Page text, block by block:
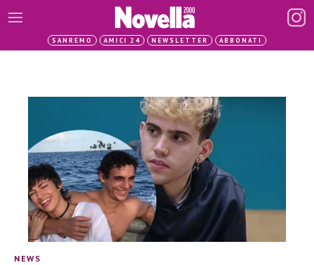
SANREMO AMICI 24 NEWSLETTER ABBONATI
NEWS